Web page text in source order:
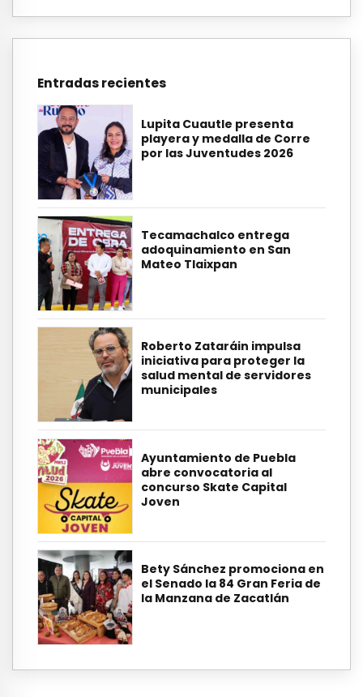
Entradas recientes
Lupita Cuautle presenta
playera y medalla de Corre
por las Juventudes 2026
Tecamachalco entrega
adoquinamiento en San
Mateo Tlaixpan
Roberto Zataráin impulsa
iniciativa para proteger la
salud mental de servidores
municipales
Ayuntamiento de Puebla
abre convocatoria al
concurso Skate Capital
Joven
Bety Sánchez promociona en
el Senado la 84 Gran Feria de
la Manzana de Zacatlán